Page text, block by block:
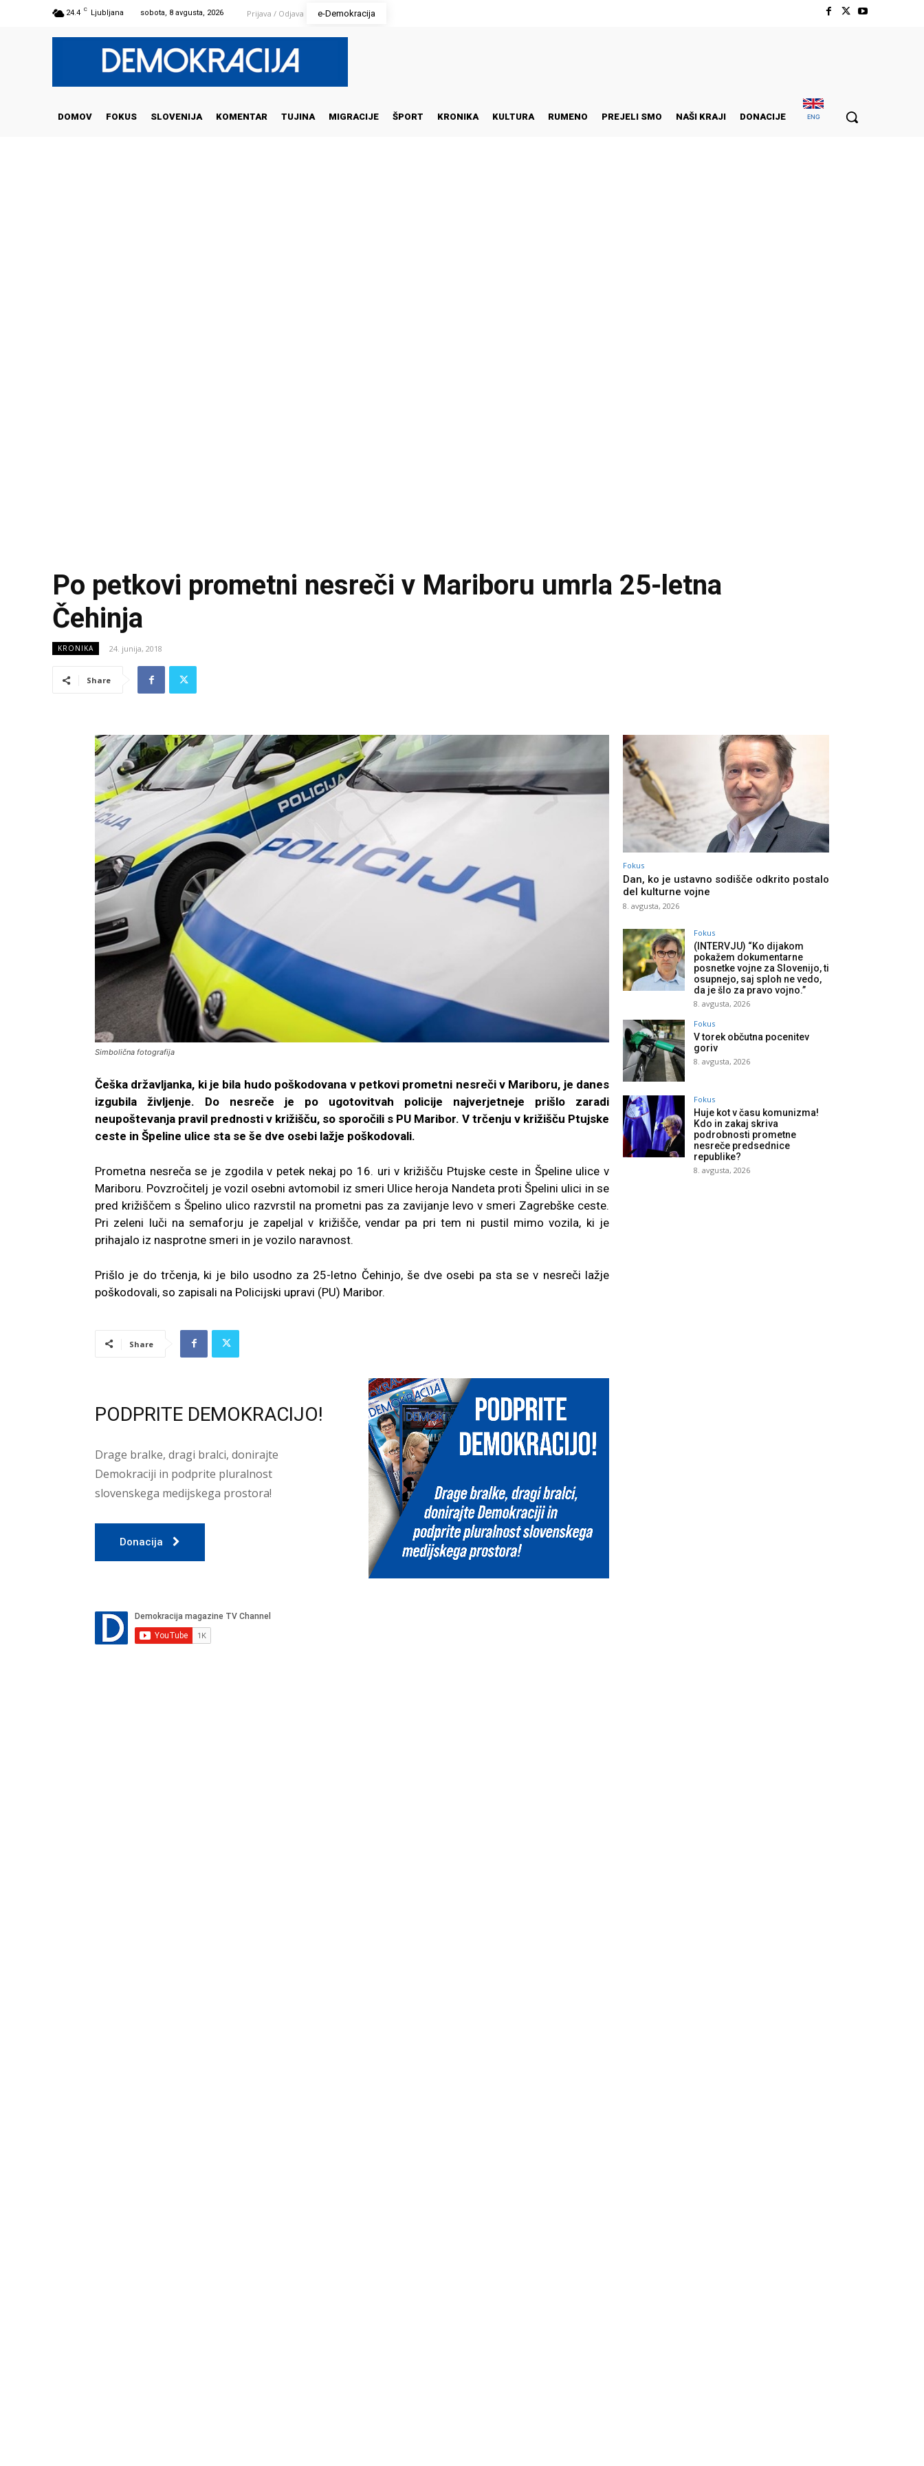
24.4 C Ljubljana sobota, 8 avgusta, 2026 Prijava / Odjava e-Demokracija
DOMOV FOKUS SLOVENIJA KOMENTAR TUJINA MIGRACIJE ŠPORT KRONIKA KULTURA RUMENO PREJELI SMO NAŠI KRAJI DONACIJE ENG
Po petkovi prometni nesreči v Mariboru umrla 25-letna
Čehinja
KRONIKA 24. junija, 2018
Share
Simbolična fotografija
Češka državljanka, ki je bila hudo poškodovana v petkovi prometni nesreči v Mariboru, je danes
izgubila življenje. Do nesreče je po ugotovitvah policije najverjetneje prišlo zaradi
neupoštevanja pravil prednosti v križišču, so sporočili s PU Maribor. V trčenju v križišču Ptujske
ceste in Špeline ulice sta se še dve osebi lažje poškodovali.
Prometna nesreča se je zgodila v petek nekaj po 16. uri v križišču Ptujske ceste in Špeline ulice v
Mariboru. Povzročitelj je vozil osebni avtomobil iz smeri Ulice heroja Nandeta proti Špelini ulici in se
pred križiščem s Špelino ulico razvrstil na prometni pas za zavijanje levo v smeri Zagrebške ceste.
Pri zeleni luči na semaforju je zapeljal v križišče, vendar pa pri tem ni pustil mimo vozila, ki je
prihajalo iz nasprotne smeri in je vozilo naravnost.
Prišlo je do trčenja, ki je bilo usodno za 25-letno Čehinjo, še dve osebi pa sta se v nesreči lažje
poškodovali, so zapisali na Policijski upravi (PU) Maribor.
Share
PODPRITE DEMOKRACIJO!
Drage bralke, dragi bralci, donirajte
Demokraciji in podprite pluralnost
slovenskega medijskega prostora!
Donacija
Fokus
Dan, ko je ustavno sodišče odkrito postalo
del kulturne vojne
8. avgusta, 2026
Fokus
(INTERVJU) “Ko dijakom
pokažem dokumentarne
posnetke vojne za Slovenijo, ti
osupnejo, saj sploh ne vedo,
da je šlo za pravo vojno.”
8. avgusta, 2026
Fokus
V torek občutna pocenitev
goriv
8. avgusta, 2026
Fokus
Huje kot v času komunizma!
Kdo in zakaj skriva
podrobnosti prometne
nesreče predsednice
republike?
8. avgusta, 2026